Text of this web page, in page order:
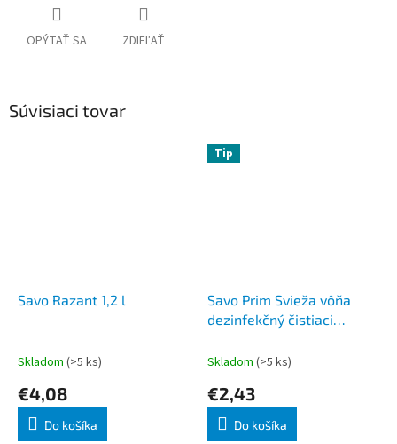
OPÝTAŤ SA ZDIEĽAŤ
Súvisiaci tovar
Savo Razant 1,2 l
Skladom (>5 ks)
€4,08
Do košíka
Tip
Savo Prim Svieža vôňa
dezinfekčný čistiaci
Skladom (>5 ks)
€2,43
Do košíka